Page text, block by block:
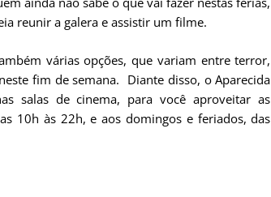
reunir a galera e assistir um filme.
várias opções, que variam entre terror,
fim de semana. Diante disso, o Aparecida
salas de cinema, para você aproveitar as
10h às 22h, e aos domingos e feriados, das